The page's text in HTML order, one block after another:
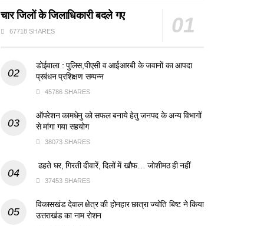
चार जिलों के जिलाधिकारी बदले गए
67718 SHARES
डोईवाला : पुलिस,पीएसी व आईआरबी के जवानों का आपदा
प्रबंधन प्रशिक्षण सम्पन्न
45786 SHARES
ऑपरेशन कामधेनु को सफल बनाये हेतु जनपद के अन्य विभागों
से मांगा गया सहयोग
38073 SHARES
ढहते घर, गिरती दीवारें, दिलों में खौफ… जोशीमठ ही नहीं
37453 SHARES
विकासखंड देवाल क्षेत्र की होनहार छात्रा ज्योति बिष्ट ने किया
उत्तराखंड का नाम रोशन